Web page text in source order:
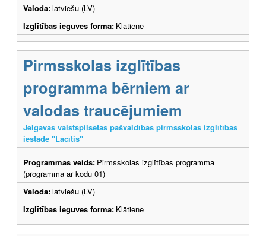
Valoda:latviešu (LV)
Izglītības ieguves forma: Klātiene
Pirmsskolas izglītības
programma bērniem ar
valodas traucējumiem
Jelgavas valstspilsētas pašvaldības pirmsskolas izglītības
iestāde "Lācītis"
Programmas veids: Pirmsskolas izglītības programma
(programma ar kodu 01)
Valoda:latviešu (LV)
Izglītības ieguves forma: Klātiene